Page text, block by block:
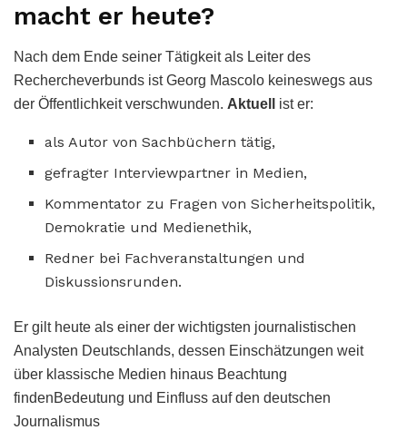
macht er heute?
Nach dem Ende seiner Tätigkeit als Leiter des
Rechercheverbunds ist Georg Mascolo keineswegs aus
der Öffentlichkeit verschwunden. Aktuell ist er:
als Autor von Sachbüchern tätig,
gefragter Interviewpartner in Medien,
Kommentator zu Fragen von Sicherheitspolitik,
Demokratie und Medienethik,
Redner bei Fachveranstaltungen und
Diskussionsrunden.
Er gilt heute als einer der wichtigsten journalistischen
Analysten Deutschlands, dessen Einschätzungen weit
über klassische Medien hinaus Beachtung
findenBedeutung und Einfluss auf den deutschen
Journalismus